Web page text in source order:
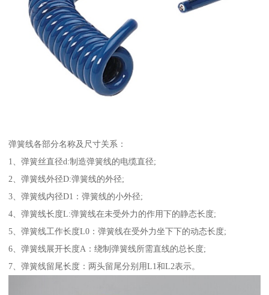
弹簧线各部分名称及尺寸关系：
1、弹簧丝直径d:制造弹簧线的电缆直径;
2、弹簧线外径D:弹簧线的外径;
3、弹簧线内径D1：弹簧线的小外径;
4、弹簧线长度L:弹簧线在未受外力的作用下的静态长度;
5、弹簧线工作长度L0：弹簧线在受外力坐下下的动态长度;
6、弹簧线展开长度A：绕制弹簧线所需直线的总长度;
7、弹簧线留尾长度：两头留尾分别用L1和L2表示。